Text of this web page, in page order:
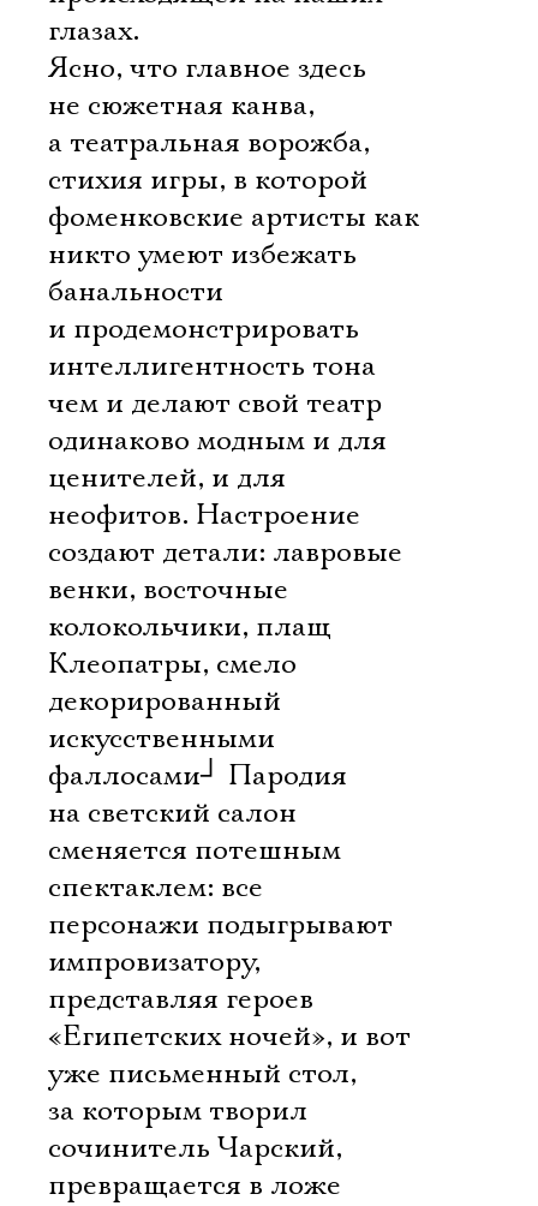
глазах.
Ясно, что главное здесь
не сюжетная канва,
а театральная ворожба,
стихия игры, в которой
фоменковские артисты как
никто умеют избежать
банальности
и продемонстрировать
интеллигентность тона 
чем и делают свой театр
одинаково модным и для
ценителей, и для
неофитов. Настроение
создают детали: лавровые
венки, восточные
колокольчики, плащ
Клеопатры, смело
декорированный
искусственными
фаллосами┘ Пародия
на светский салон
сменяется потешным
спектаклем: все
персонажи подыгрывают
импровизатору,
представляя героев
«Египетских ночей», и вот
уже письменный стол,
за которым творил
сочинитель Чарский,
превращается в ложе